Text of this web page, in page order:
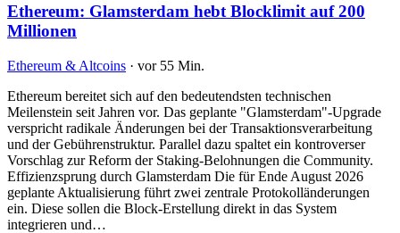
Ethereum: Glamsterdam hebt Blocklimit auf 200
Millionen
Ethereum & Altcoins · vor 55 Min.
Ethereum bereitet sich auf den bedeutendsten technischen
Meilenstein seit Jahren vor. Das geplante "Glamsterdam"-Upgrade
verspricht radikale Änderungen bei der Transaktionsverarbeitung
und der Gebührenstruktur. Parallel dazu spaltet ein kontroverser
Vorschlag zur Reform der Staking-Belohnungen die Community.
Effizienzsprung durch Glamsterdam Die für Ende August 2026
geplante Aktualisierung führt zwei zentrale Protokolländerungen
ein. Diese sollen die Block-Erstellung direkt in das System
integrieren und…